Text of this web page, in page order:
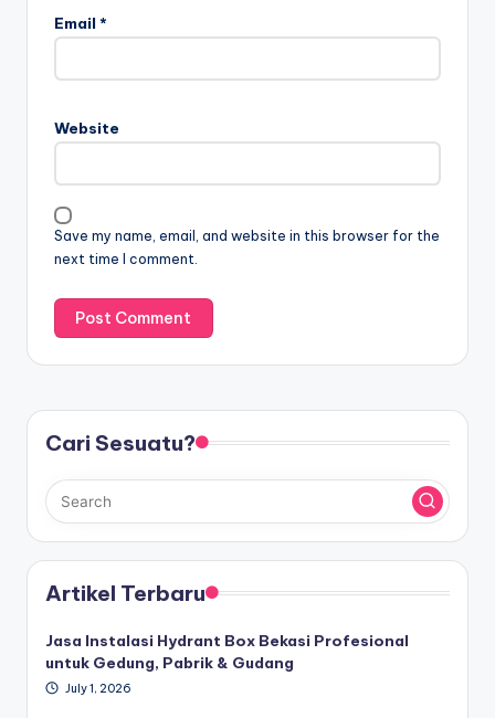
Email *
Website
Save my name, email, and website in this browser for the
next time I comment.
Cari Sesuatu?
Artikel Terbaru
Jasa Instalasi Hydrant Box Bekasi Profesional
untuk Gedung, Pabrik & Gudang
July 1, 2026